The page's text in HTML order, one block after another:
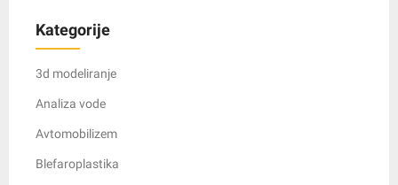
Kategorije
3d modeliranje
Analiza vode
Avtomobilizem
Blefaroplastika